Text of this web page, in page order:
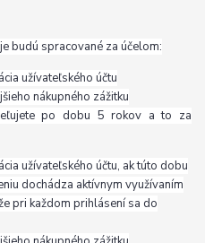
budú spracované za účelom:
užívateľského účtu
nákupného zážitku
po dobu 5 rokov a to za
užívateľského účtu, ak túto dobu
dochádza aktívnym využívaním
pri každom prihlásení sa do